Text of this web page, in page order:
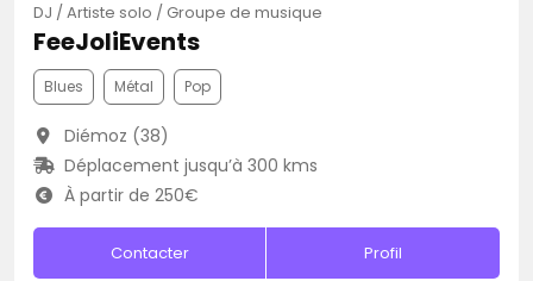
DJ / Artiste solo / Groupe de musique
FeeJoliEvents
Blues Métal Pop
Diémoz (38)
Déplacement jusqu’à 300 kms
À partir de 250€
Contacter Profil